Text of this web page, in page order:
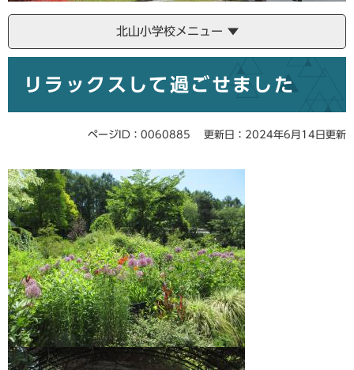
北山小学校メニュー
リラックスして過ごせました
ページID：0060885 更新日：2024年6月14日更新